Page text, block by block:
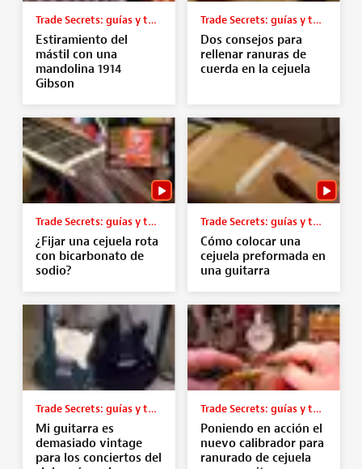
Trade Secrets: guías y tutoriales
Estiramiento del
mástil con una
mandolina 1914
Gibson
Trade Secrets: guías y tutoriales
Dos consejos para
rellenar ranuras de
cuerda en la cejuela
Trade Secrets: guías y tutoriales
¿Fijar una cejuela rota
con bicarbonato de
sodio?
Trade Secrets: guías y tutoriales
Cómo colocar una
cejuela preformada en
una guitarra
Trade Secrets: guías y tutoriales
Mi guitarra es
demasiado vintage
para los conciertos del
Trade Secrets: guías y tutoriales
Poniendo en acción el
nuevo calibrador para
ranurado de cejuela